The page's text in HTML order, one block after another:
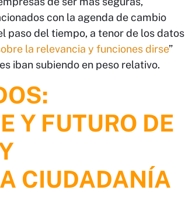
con la agenda de cambio
paso del tiempo, a tenor de los datos
la relevancia y funciones dirse”
iban subiendo en peso relativo.
Y FUTURO DE
CIUDADANÍA